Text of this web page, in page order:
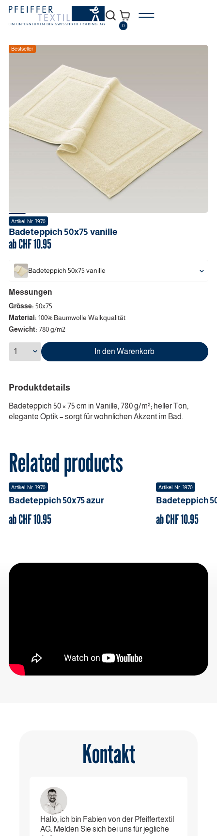
0
Bestseller
Artikel-Nr. 3970
Badeteppich 50x75 vanille
ab CHF10.95
Badeteppich 50x75 vanille
Messungen
Grösse: 50x75
Material: 100% Baumwolle Walkqualität
Gewicht: 780 g/m2
In den Warenkorb
Produktdetails
Badeteppich 50 × 75 cm in Vanille, 780 g/m²; heller Ton,
elegante Optik – sorgt für wohnlichen Akzent im Bad.
Related products
Artikel-Nr. 3970
Badeteppich 50x75azur
ab CHF10.95
Artikel-Nr. 3970
Badeteppich
ab CHF10.95
Kontakt
Hallo, ich bin Fabien von der Pfeiffertextil
AG. Melden Sie sich bei uns für jegliche